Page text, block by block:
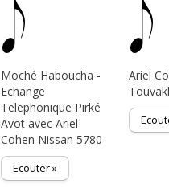
Moché Haboucha -
Echange
Telephonique Pirké
Avot avec Ariel
Cohen Nissan 5780
Ecouter »
Ariel